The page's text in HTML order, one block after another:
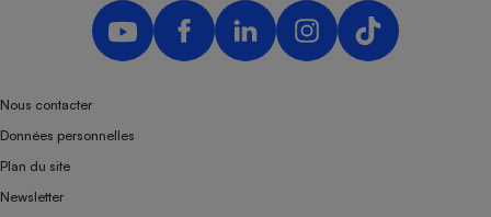
Nous contacter
Données personnelles
Plan du site
Newsletter